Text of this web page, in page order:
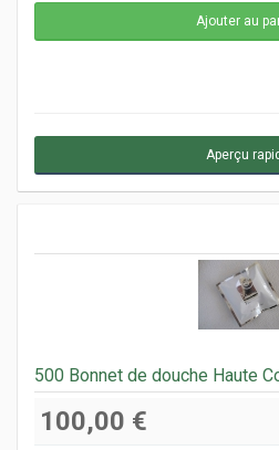
Aperçu
500 Bonnet de douche Haute
100,00 €